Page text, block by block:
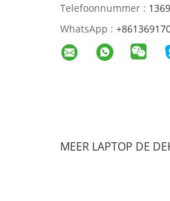
Telefoonnummer :
WhatsApp :
MEER LAPTOP DE